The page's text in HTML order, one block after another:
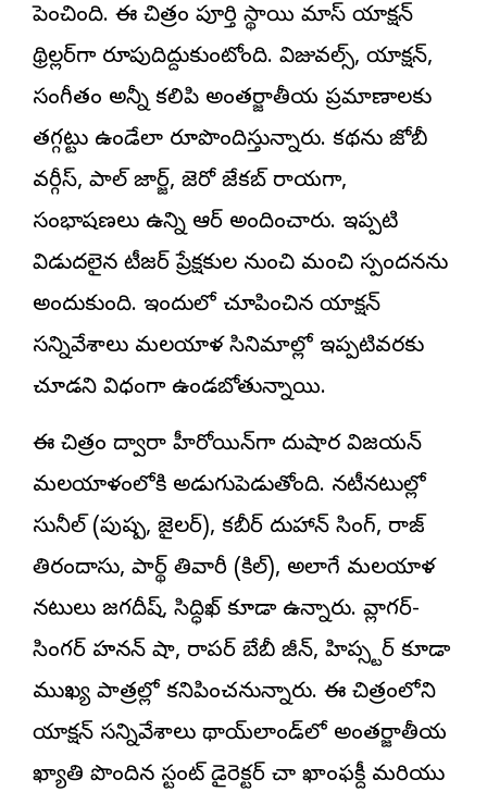
పెంచింది. ఈ చిత్రం పూర్తి స్థాయి మాస్ యాక్షన్
థ్రిల్లర్‌గా రూపుదిద్దుకుంటోంది. విజువల్స్, యాక్షన్,
సంగీతం అన్నీ కలిపి అంతర్జాతీయ ప్రమాణాలకు
తగ్గట్టు ఉండేలా రూపొందిస్తున్నారు. కథను జోబీ
వర్గీస్, పాల్ జార్జ్, జెరో జేకబ్ రాయగా,
సంభాషణలు ఉన్ని ఆర్ అందించారు. ఇప్పటికే
విడుదలైన టీజర్ ప్రేక్షకుల నుంచి మంచి స్పందనను
అందుకుంది. ఇందులో చూపించిన యాక్షన్
సన్నివేశాలు మలయాళ సినిమాల్లో ఇప్పటివరకు
చూడని విధంగా ఉండబోతున్నాయి.
ఈ చిత్రం ద్వారా హీరోయిన్‌గా దుషార విజయన్
మలయాళంలోకి అడుగుపెడుతోంది. నటీనటుల్లో
సునీల్ (పుష్ప, జైలర్), కబీర్ దుహాన్ సింగ్, రాజ్
తిరందాసు, పార్థ్ తివారీ (కిల్), అలాగే మలయాళ
నటులు జగదీష్, సిద్ధిఖ్ కూడా ఉన్నారు. వ్లాగర్-
సింగర్ హనన్ షా, రాపర్ బేబీ జీన్, హిప్స్టర్ కూడా
ముఖ్య పాత్రల్లో కనిపించనున్నారు. ఈ చిత్రంలోని
యాక్షన్ సన్నివేశాలు థాయ్‌లాండ్‌లో అంతర్జాతీయ
ఖ్యాతి పొందిన స్టంట్ డైరెక్టర్ కేచా ఖాంఫక్దీ మరియు